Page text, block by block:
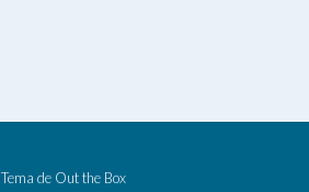
Tema de Out the Box